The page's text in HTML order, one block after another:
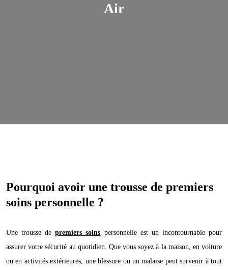
Air
Pourquoi avoir une trousse de premiers
soins personnelle ?
Une trousse depremiers soins personnelle est un incontournable pour
assurer votre sécurité au quotidien. Que vous soyez à la maison, en voiture
ou en activités extérieures, une blessure ou un malaise peut survenir à tout